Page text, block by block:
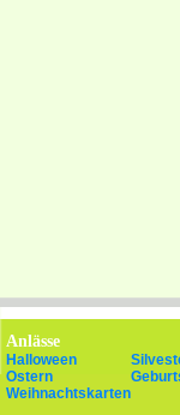
Anlässe
Halloween
Ostern
Weihnachtskarten